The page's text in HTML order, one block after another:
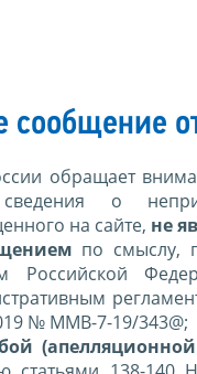
сообщение
обращает
о
на сайте, не
по смыслу,
Российской
№ ММВ-7-19/343@;